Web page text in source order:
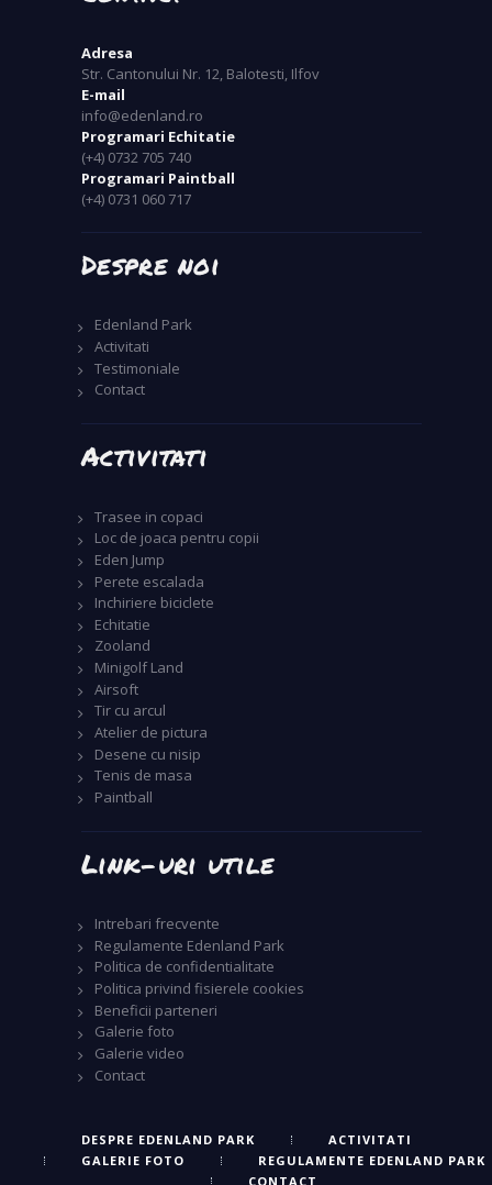
Adresa
Str. Cantonului Nr. 12, Balotesti, Ilfov
E-mail
info@edenland.ro
Programari Echitatie
(+4) 0732 705 740
Programari Paintball
(+4) 0731 060 717
Despre noi
Edenland Park
Activitati
Testimoniale
Contact
Activitati
Trasee in copaci
Loc de joaca pentru copii
Eden Jump
Perete escalada
Inchiriere biciclete
Echitatie
Zooland
Minigolf Land
Airsoft
Tir cu arcul
Atelier de pictura
Desene cu nisip
Tenis de masa
Paintball
Link-uri utile
Intrebari frecvente
Regulamente Edenland Park
Politica de confidentialitate
Politica privind fisierele cookies
Beneficii parteneri
Galerie foto
Galerie video
Contact
DESPRE EDENLAND PARK
ACTIVITATI
GALERIE FOTO
REGULAMENTE EDENLAND PARK
CONTACT